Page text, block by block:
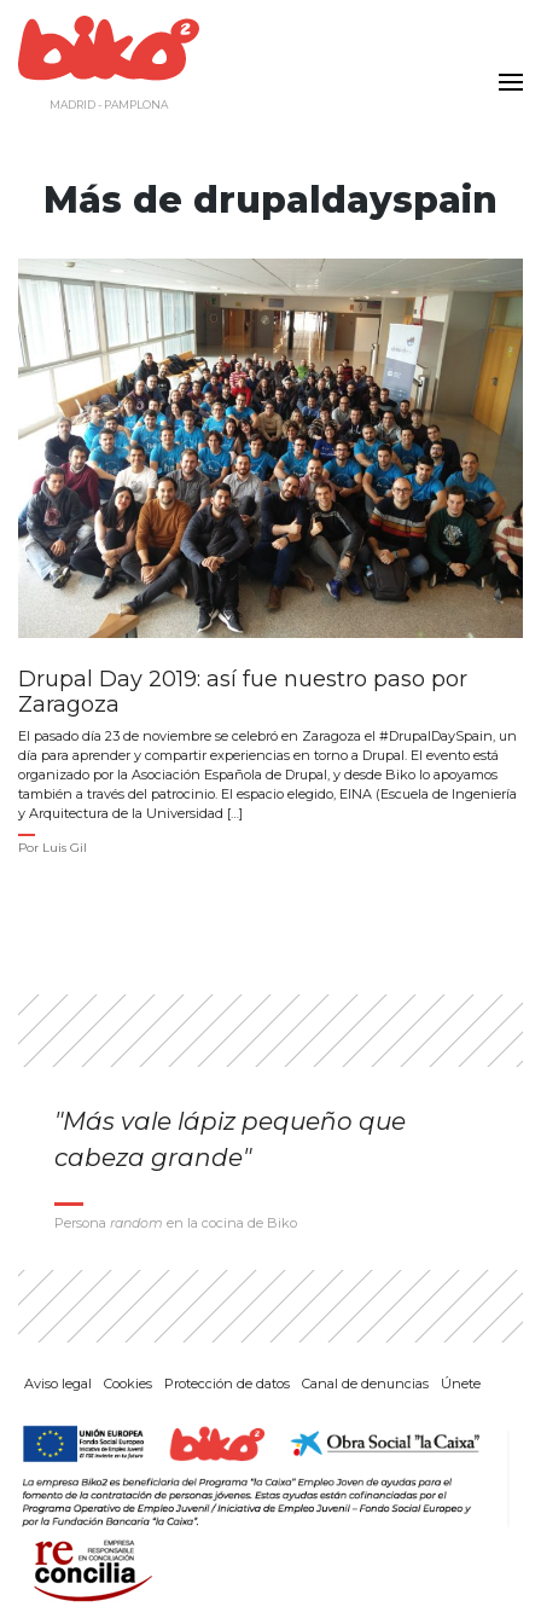
contenido
MADRID - PAMPLONA
Más de drupaldayspain
Drupal Day 2019: así fue nuestro paso por
Zaragoza
El pasado día 23 de noviembre se celebró en Zaragoza el #DrupalDaySpain, un
día para aprender y compartir experiencias en torno a Drupal. El evento está
organizado por la Asociación Española de Drupal, y desde Biko lo apoyamos
también a través del patrocinio. El espacio elegido, EINA (Escuela de Ingeniería
y Arquitectura de la Universidad […]
Por Luis Gil
"Más vale lápiz pequeño que
cabeza grande"
Persona random en la cocina de Biko
Aviso legal Cookies Protección de datos Canal de denuncias Únete